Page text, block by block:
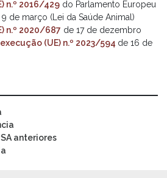
n.º 2016/429 do Parlamento Europeu
de março (Lei da Saúde Animal)
n.º 2020/687 de 17 de dezembro
(UE) n.º 2023/594 de 16 de
anteriores